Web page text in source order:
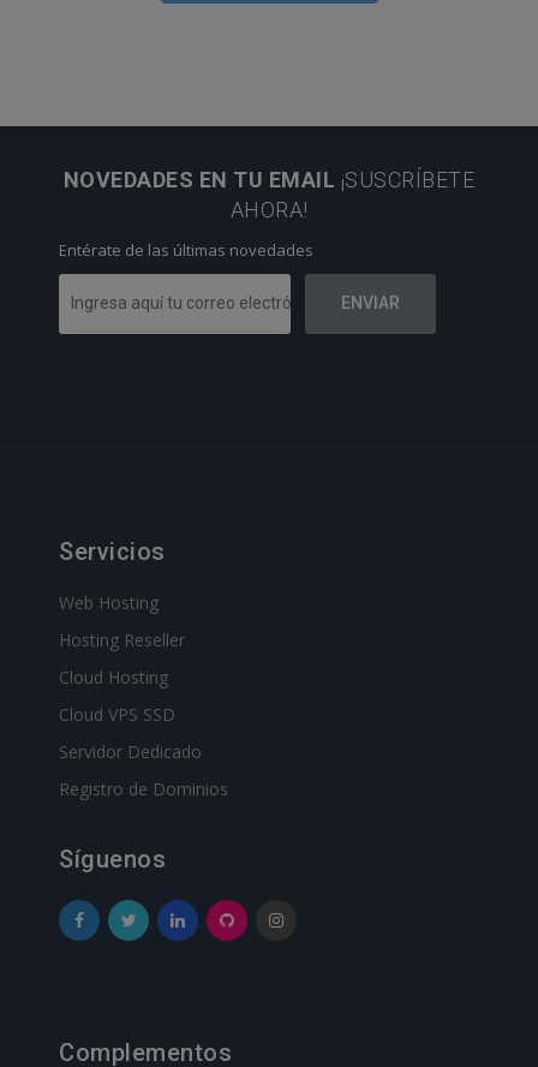
NOVEDADES EN TU EMAIL ¡SUSCRÍBETE
AHORA!
Entérate de las últimas novedades
Servicios
Web Hosting
Hosting Reseller
Cloud Hosting
Cloud VPS SSD
Servidor Dedicado
Registro de Dominios
Síguenos
Complementos